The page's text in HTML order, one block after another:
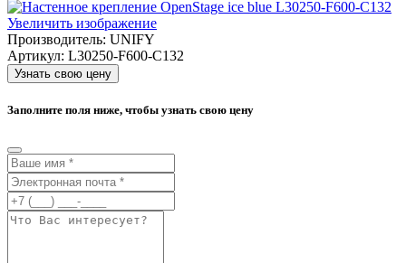
Увеличить изображение
Производитель: UNIFY
Артикул: L30250-F600-C132
Узнать свою цену
Заполните поля ниже, чтобы узнать свою цену